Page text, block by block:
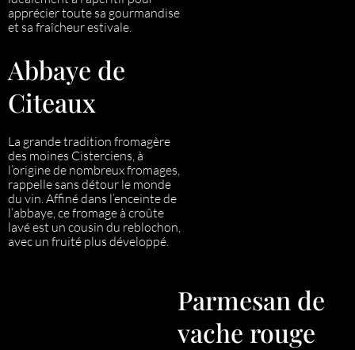
apprécier toute sa gourmandise
et sa fraîcheur estivale.
Abbaye de
Citeaux
La grande tradition fromagère
des moines Cisterciens, à
l’origine de nombreux fromages,
rappelle sans détour le monde
du vin. Affiné dans l’enceinte de
l’abbaye, ce fromage à croûte
lavé est un cousin du reblochon,
avec un fruité plus développé.
Parmesan de
vache rouge